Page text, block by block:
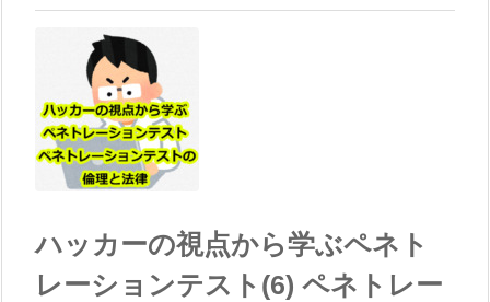
ハッカーの視点から学ぶペネト
レーションテスト(6) ペネトレー